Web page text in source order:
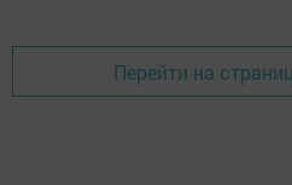
Перейти на